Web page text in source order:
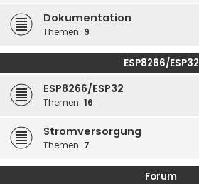
Dokumentation
Themen: 9
ESP8266/ESP32
ESP8266/ESP32
Themen: 16
Stromversorgung
Themen: 7
Forum